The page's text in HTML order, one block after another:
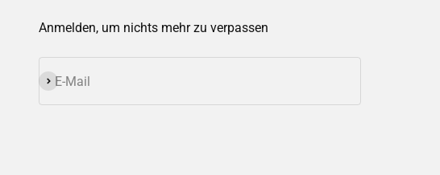
Anmelden, um nichts mehr zu verpassen
E-Mail
Abonnieren